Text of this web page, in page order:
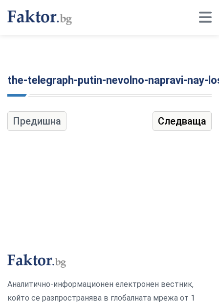
the-telegraph-putin-nevolno-napravi-nay-
Предишна Следваща
Аналитично-информационен електронен вестник,
който се разпространява в глобалната мрежа от 1